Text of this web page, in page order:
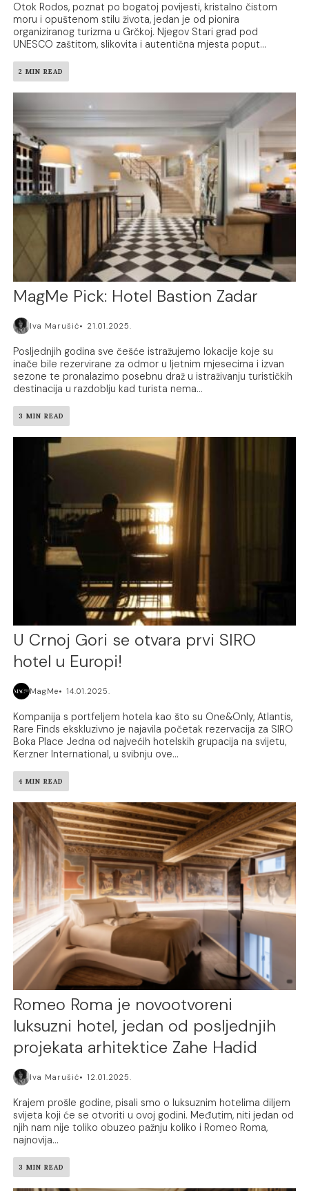
Otok Rodos, poznat po bogatoj povijesti, kristalno čistom
moru i opuštenom stilu života, jedan je od pionira
organiziranog turizma u Grčkoj. Njegov Stari grad pod
UNESCO zaštitom, slikovita i autentična mjesta poput...
2 MIN READ
MagMe Pick: Hotel Bastion Zadar
Iva Marušić 21.01.2025.
Posljednjih godina sve češće istražujemo lokacije koje su
inače bile rezervirane za odmor u ljetnim mjesecima i izvan
sezone te pronalazimo posebnu draž u istraživanju turističkih
destinacija u razdoblju kad turista nema...
3 MIN READ
U Crnoj Gori se otvara prvi SIRO
hotel u Europi!
MagMe 14.01.2025.
Kompanija s portfeljem hotela kao što su One&Only, Atlantis,
Rare Finds ekskluzivno je najavila početak rezervacija za SIRO
Boka Place Jedna od najvećih hotelskih grupacija na svijetu,
Kerzner International, u svibnju ove...
4 MIN READ
Romeo Roma je novootvoreni
luksuzni hotel, jedan od posljednjih
projekata arhitektice Zahe Hadid
Iva Marušić 12.01.2025.
Krajem prošle godine, pisali smo o luksuznim hotelima diljem
svijeta koji će se otvoriti u ovoj godini. Međutim, niti jedan od
njih nam nije toliko obuzeo pažnju koliko i Romeo Roma,
najnovija...
3 MIN READ